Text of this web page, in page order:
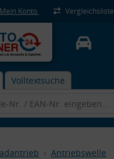
Mein Konto Vergleichsliste
Volltextsuche
Antriebswelle